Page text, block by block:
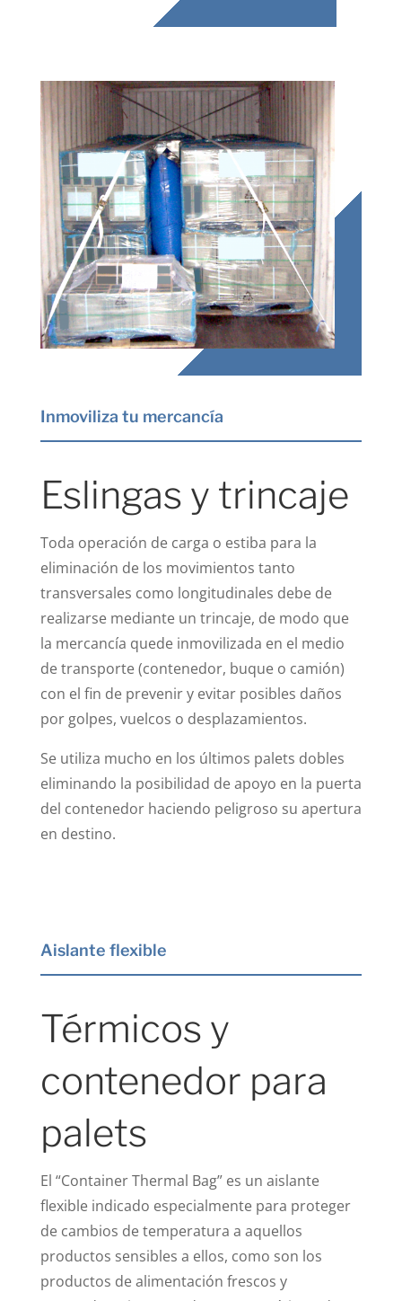
Inmoviliza tu mercancía
Eslingas y trincaje
Toda operación de carga o estiba para la
eliminación de los movimientos tanto
transversales como longitudinales debe de
realizarse mediante un trincaje, de modo que
la mercancía quede inmovilizada en el medio
de transporte (contenedor, buque o camión)
con el fin de prevenir y evitar posibles daños
por golpes, vuelcos o desplazamientos.
Se utiliza mucho en los últimos palets dobles
eliminando la posibilidad de apoyo en la puerta
del contenedor haciendo peligroso su apertura
en destino.
Aislante flexible
Térmicos y
contenedor para
palets
El “Container Thermal Bag” es un aislante
flexible indicado especialmente para proteger
de cambios de temperatura a aquellos
productos sensibles a ellos, como son los
productos de alimentación frescos y